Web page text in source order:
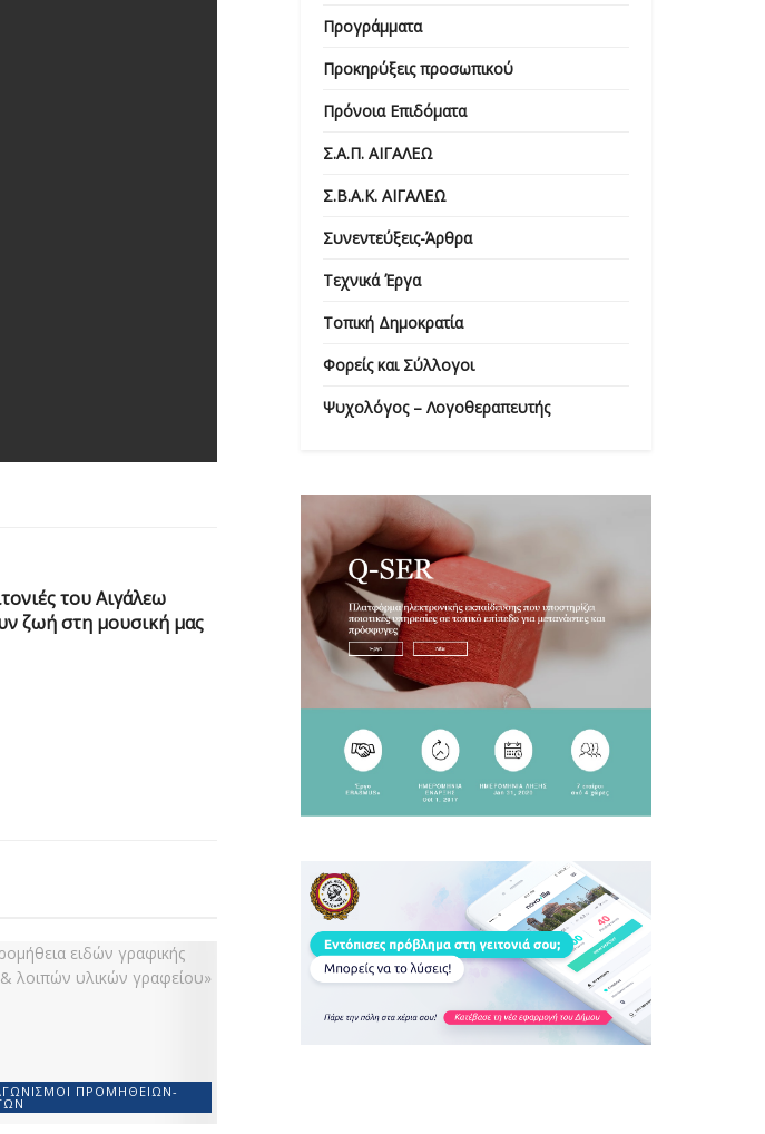
του Αιγάλεω
ζωή στη μουσική μας
ΠΡΟΜΗΘΕΙΏΝ-
Προγράμματα
Προκηρύξεις προσωπικού
Πρόνοια Επιδόματα
Σ.Α.Π. ΑΙΓΑΛΕΩ
Σ.Β.Α.Κ. ΑΙΓΑΛΕΩ
Συνεντεύξεις-Άρθρα
Τεχνικά Έργα
Τοπική Δημοκρατία
Φορείς και Σύλλογοι
Ψυχολόγος – Λογοθεραπευτής